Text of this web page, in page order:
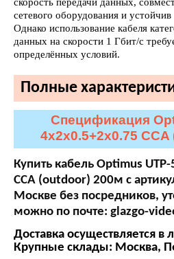
сетевого оборудования и
Однако использование кабеля
данных на скорости 1 Гбит/с
определённых условий.
Полные
Спецификация
4x2x0.5+2x0.75
Купить кабель Optimus
CCA (outdoor) 200м с
Москве без посредников,
можно по почте: glazgo-
Доставка осуществляется
Крупные склады: Москва,